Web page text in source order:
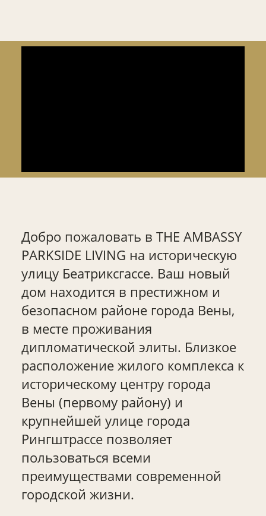
Добро пожаловать в THE AMBASSY
PARKSIDE LIVING на историческую
улицу Беатриксгассе. Ваш новый
дом находится в престижном и
безопасном районе города Вены,
в месте проживания
дипломатической элиты. Близкое
расположение жилого комплекса к
историческому центру города
Вены (первому району) и
крупнейшей улице города
Рингштрассе позволяет
пользоваться всеми
преимуществами современной
городской жизни.